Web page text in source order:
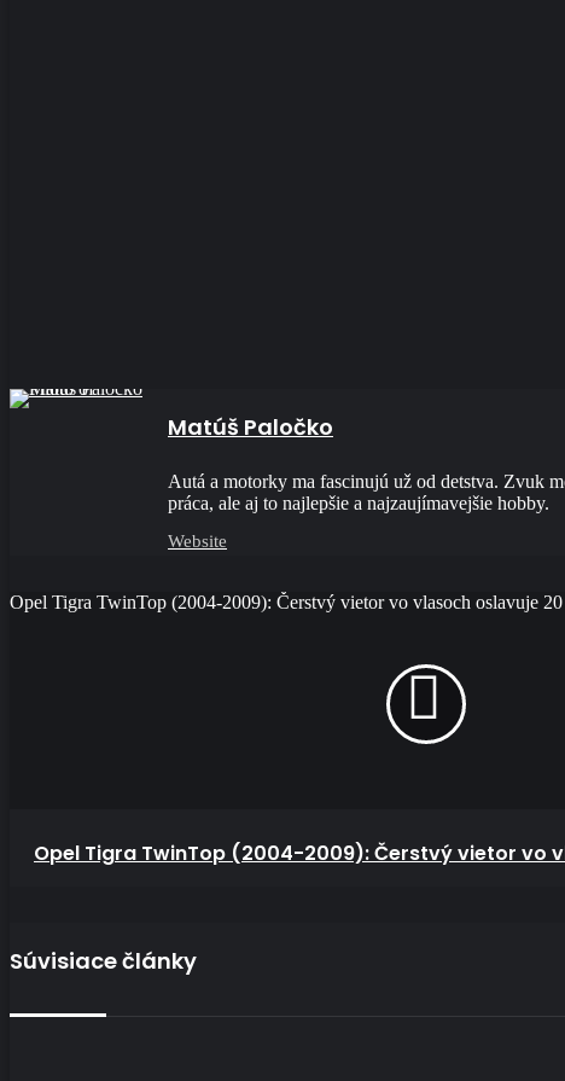
Matúš Paločko
Autá a motorky ma fascinujú už od detstva. Zvuk
práca, ale aj to najlepšie a najzaujímavejšie hobby.
Website
Opel Tigra TwinTop (2004-2009): Čerstvý vietor vo vlasoch oslavuje
Opel Tigra TwinTop (2004-2009): Čerstvý vietor vo
Súvisiace články